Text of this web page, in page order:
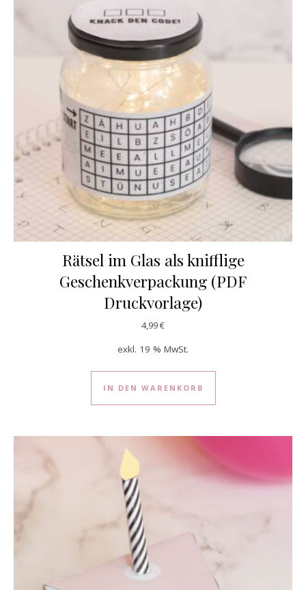
Rätsel im Glas als knifflige
Geschenkverpackung (PDF
Druckvorlage)
4,99€
exkl. 19 % MwSt.
IN DEN WARENKORB